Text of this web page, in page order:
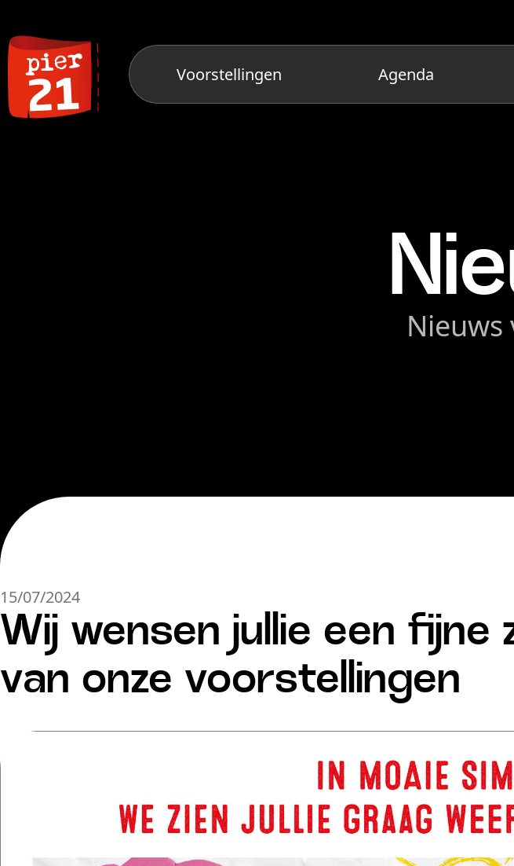
Voorstellingen Agenda
Nieuws
15/07/2024
Wij wensen jullie een
van onze voorstellingen